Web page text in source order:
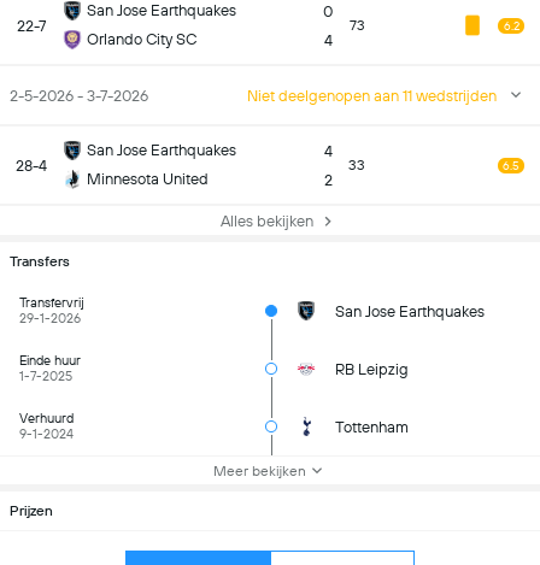
22-7
San Jose Earthquakes
Orlando City SC
0
4
73 6.2
2-5-2026 - 3-7-2026 Niet deelgenopen aan 11 wedstrijden
28-4
San Jose Earthquakes
Minnesota United
4
2
33 6.5
Alles bekijken
Transfers
Transfervrij
29-1-2026
San Jose Earthquakes
Einde huur
1-7-2025
RB Leipzig
Verhuurd
9-1-2024
Tottenham
Meer bekijken
Prijzen